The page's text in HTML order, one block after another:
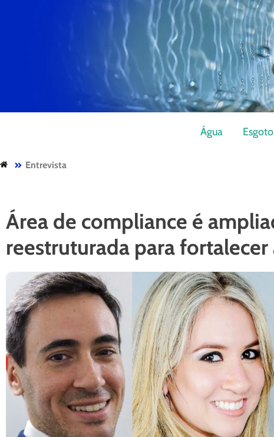
Água Esgoto
Entrevista
Área de compliance é
reestruturada para fortalecer